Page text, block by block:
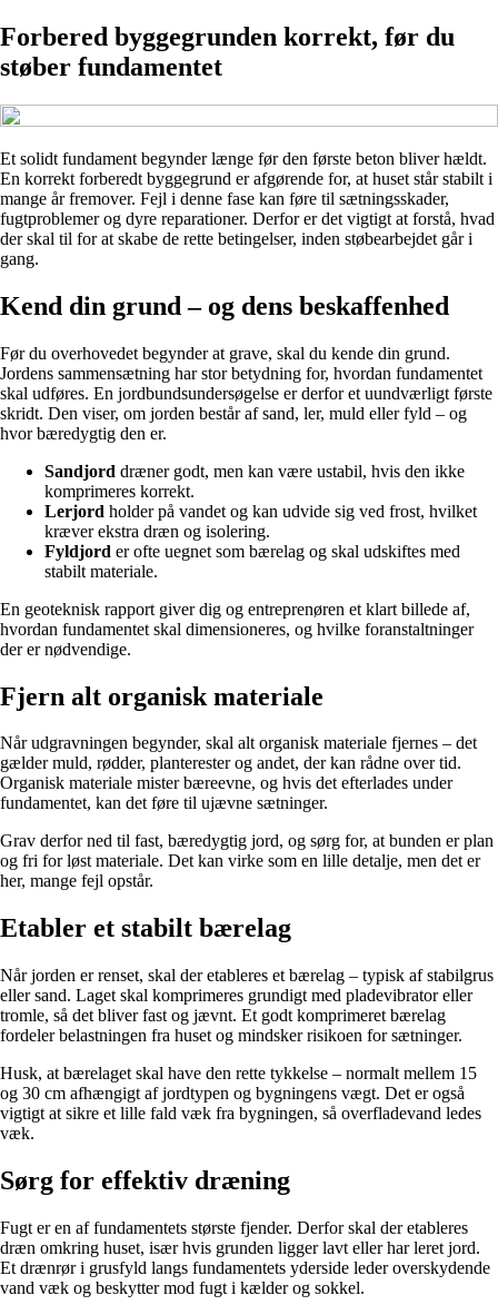
Forbered byggegrunden korrekt, før du
støber fundamentet
Et solidt fundament begynder længe før den første beton bliver hældt.
En korrekt forberedt byggegrund er afgørende for, at huset står stabilt i
mange år fremover. Fejl i denne fase kan føre til sætningsskader,
fugtproblemer og dyre reparationer. Derfor er det vigtigt at forstå, hvad
der skal til for at skabe de rette betingelser, inden støbearbejdet går i
gang.
Kend din grund – og dens beskaffenhed
Før du overhovedet begynder at grave, skal du kende din grund.
Jordens sammensætning har stor betydning for, hvordan fundamentet
skal udføres. En jordbundsundersøgelse er derfor et uundværligt første
skridt. Den viser, om jorden består af sand, ler, muld eller fyld – og
hvor bæredygtig den er.
Sandjord dræner godt, men kan være ustabil, hvis den ikke
komprimeres korrekt.
Lerjord holder på vandet og kan udvide sig ved frost, hvilket
kræver ekstra dræn og isolering.
Fyldjord er ofte uegnet som bærelag og skal udskiftes med
stabilt materiale.
En geoteknisk rapport giver dig og entreprenøren et klart billede af,
hvordan fundamentet skal dimensioneres, og hvilke foranstaltninger
der er nødvendige.
Fjern alt organisk materiale
Når udgravningen begynder, skal alt organisk materiale fjernes – det
gælder muld, rødder, planterester og andet, der kan rådne over tid.
Organisk materiale mister bæreevne, og hvis det efterlades under
fundamentet, kan det føre til ujævne sætninger.
Grav derfor ned til fast, bæredygtig jord, og sørg for, at bunden er plan
og fri for løst materiale. Det kan virke som en lille detalje, men det er
her, mange fejl opstår.
Etabler et stabilt bærelag
Når jorden er renset, skal der etableres et bærelag – typisk af stabilgrus
eller sand. Laget skal komprimeres grundigt med pladevibrator eller
tromle, så det bliver fast og jævnt. Et godt komprimeret bærelag
fordeler belastningen fra huset og mindsker risikoen for sætninger.
Husk, at bærelaget skal have den rette tykkelse – normalt mellem 15
og 30 cm afhængigt af jordtypen og bygningens vægt. Det er også
vigtigt at sikre et lille fald væk fra bygningen, så overfladevand ledes
væk.
Sørg for effektiv dræning
Fugt er en af fundamentets største fjender. Derfor skal der etableres
dræn omkring huset, især hvis grunden ligger lavt eller har leret jord.
Et drænrør i grusfyld langs fundamentets yderside leder overskydende
vand væk og beskytter mod fugt i kælder og sokkel.